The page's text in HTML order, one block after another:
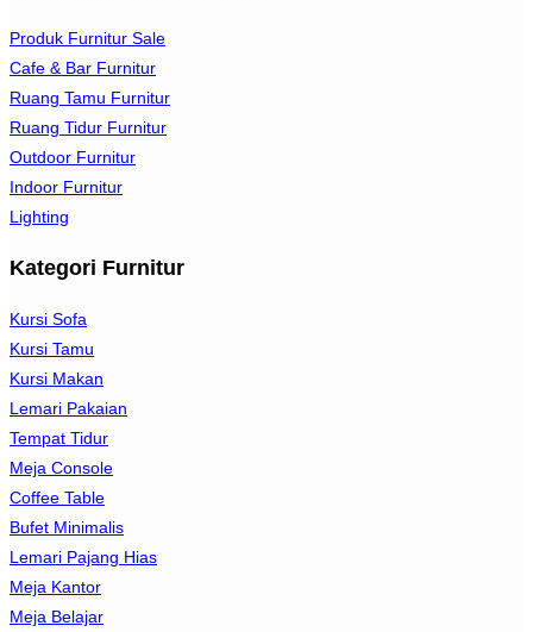
Produk Furnitur Sale
Cafe & Bar Furnitur
Ruang Tamu Furnitur
Ruang Tidur Furnitur
Outdoor Furnitur
Indoor Furnitur
Lighting
Kategori Furnitur
Kursi Sofa
Kursi Tamu
Kursi Makan
Lemari Pakaian
Tempat Tidur
Meja Console
Coffee Table
Bufet Minimalis
Lemari Pajang Hias
Meja Kantor
Meja Belajar